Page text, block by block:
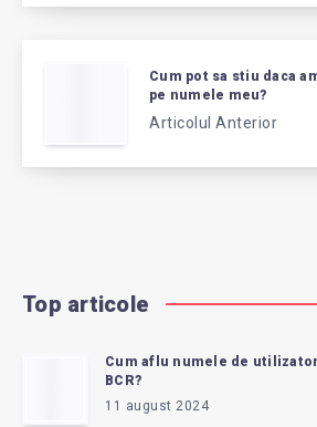
Cum pot sa stiu daca
pe numele meu?
Articolul Anterior
Top articole
Cum aflu numele de
BCR?
11 august 2024